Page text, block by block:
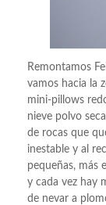
Remontamos
vamos hacia la
mini-pillows
nieve polvo
de rocas que
inestable y al
pequeñas, más
y cada vez hay
de nevar a